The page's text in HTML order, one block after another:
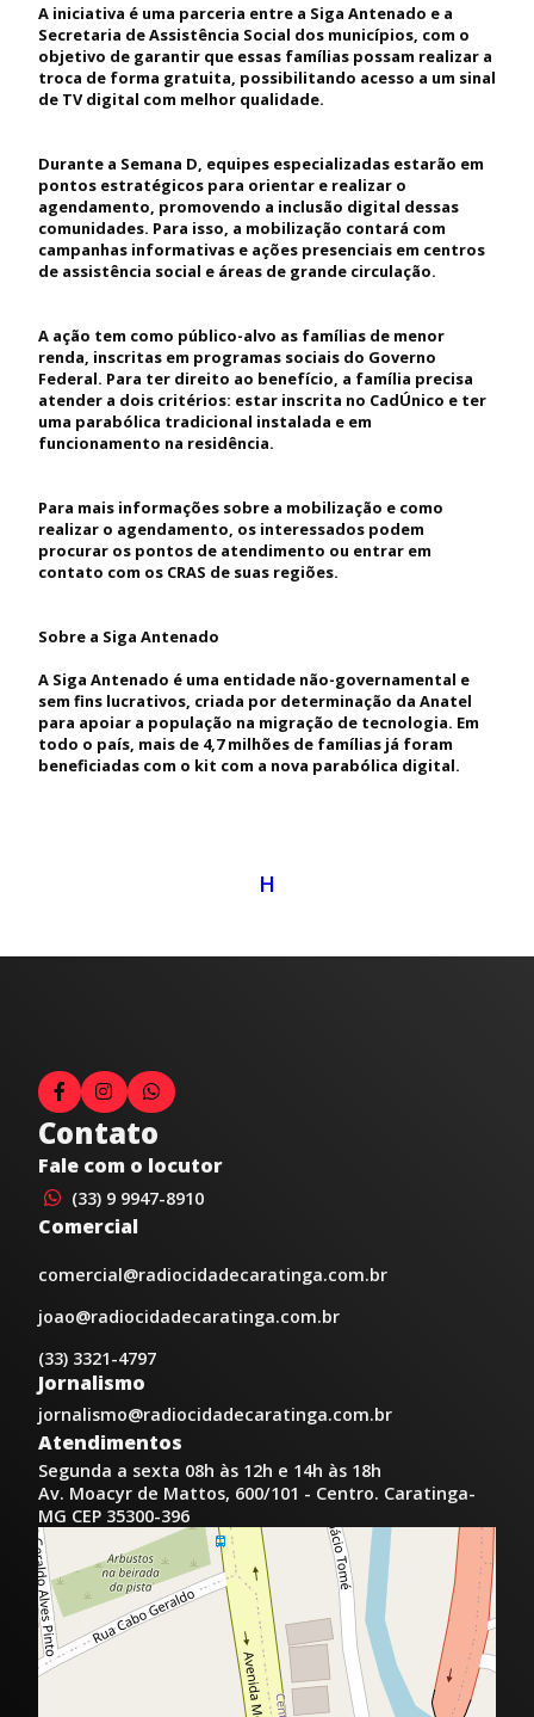
A iniciativa é uma parceria entre a Siga Antenado e a
Secretaria de Assistência Social dos municípios, com o
objetivo de garantir que essas famílias possam realizar a
troca de forma gratuita, possibilitando acesso a um sinal
de TV digital com melhor qualidade.
Durante a Semana D, equipes especializadas estarão em
pontos estratégicos para orientar e realizar o
agendamento, promovendo a inclusão digital dessas
comunidades. Para isso, a mobilização contará com
campanhas informativas e ações presenciais em centros
de assistência social e áreas de grande circulação.
A ação tem como público-alvo as famílias de menor
renda, inscritas em programas sociais do Governo
Federal. Para ter direito ao benefício, a família precisa
atender a dois critérios: estar inscrita no CadÚnico e ter
uma parabólica tradicional instalada e em
funcionamento na residência.
Para mais informações sobre a mobilização e como
realizar o agendamento, os interessados podem
procurar os pontos de atendimento ou entrar em
contato com os CRAS de suas regiões.
Sobre a Siga Antenado
A Siga Antenado é uma entidade não-governamental e
sem fins lucrativos, criada por determinação da Anatel
para apoiar a população na migração de tecnologia. Em
todo o país, mais de 4,7 milhões de famílias já foram
beneficiadas com o kit com a nova parabólica digital.
H
Contato
Fale com o locutor
(33) 9 9947-8910
Comercial
comercial@radiocidadecaratinga.com.br
joao@radiocidadecaratinga.com.br
(33) 3321-4797
Jornalismo
jornalismo@radiocidadecaratinga.com.br
Atendimentos
Segunda a sexta 08h às 12h e 14h às 18h
Av. Moacyr de Mattos, 600/101 - Centro. Caratinga-
MG CEP 35300-396